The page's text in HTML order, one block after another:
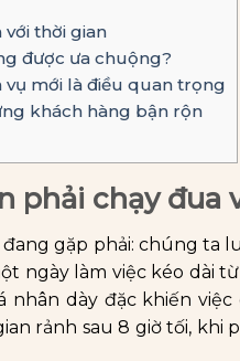
với thời gian
được ưa chuộng?
mới là điều quan trọng
khách hàng bận rộn
phải chạy đua
gặp phải: chúng ta
ngày làm việc kéo dài
dày đặc khiến
rảnh sau 8 giờ tối, khi